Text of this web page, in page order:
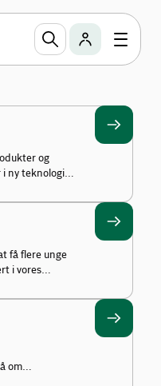
fokus på
omstilling og
udvikling.
og
ny teknologi i
få flere unge
i vores
om